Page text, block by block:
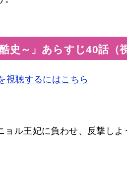
史～」あらすじ40話（
視聴するにはこちら
ル王妃に負わせ、反撃しよ